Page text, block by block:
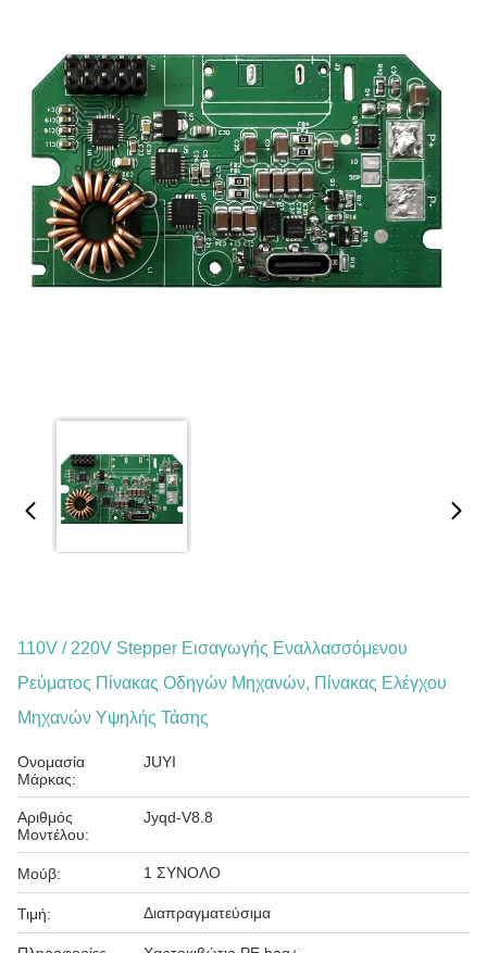
110V / 220V Stepper Εισαγωγής Εναλλασσόμενου
Ρεύματος Πίνακας Οδηγών Μηχανών, Πίνακας Ελέγχου
Μηχανών Υψηλής Τάσης
Ονομασία
Μάρκας:
JUYI
Αριθμός
Μοντέλου:
Jyqd-V8.8
Μούβ: 1 ΣΥΝΟΛΟ
Τιμή: Διαπραγματεύσιμα